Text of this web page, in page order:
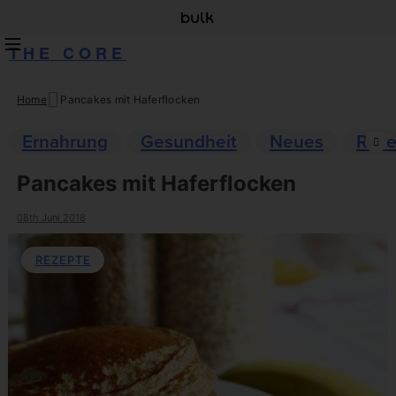
THE CORE
Skip
content
Home Pancakes mit Haferflocken
Ernahrung Gesundheit Neues
Pancakes mit Haferflocken
08th Juni 2018
REZEPTE